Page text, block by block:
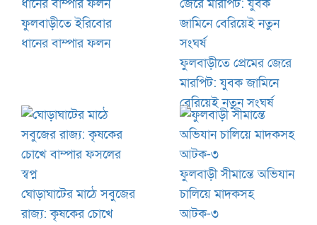
ফুলবাড়ীতে ইরিবোর
ধানের বাম্পার ফলন
ফুলবাড়ীতে প্রেমের জেরে
মারপিট: যুবক জামিনে
বেরিয়েই নতুন সংঘর্ষ
ঘোড়াঘাটের মাঠে সবুজের
রাজ্য: কৃষকের চোখে
ফুলবাড়ী সীমান্তে অভিযান
চালিয়ে মাদকসহ
আটক-৩